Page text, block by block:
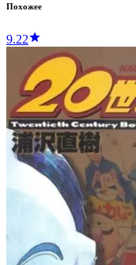
Похожее
9.22